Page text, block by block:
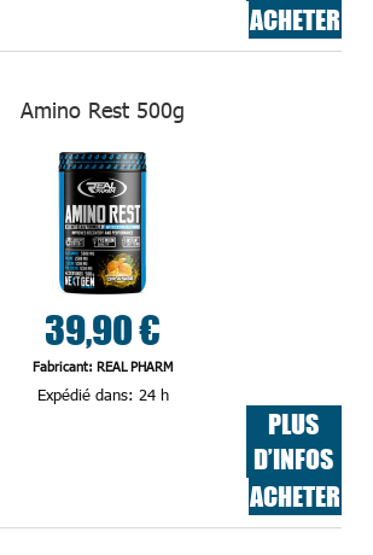
ACHETER
Amino Rest 500g
39,90 €
Fabricant: REAL PHARM
Expédié dans: 24 h
PLUS
D’INFOS
ACHETER